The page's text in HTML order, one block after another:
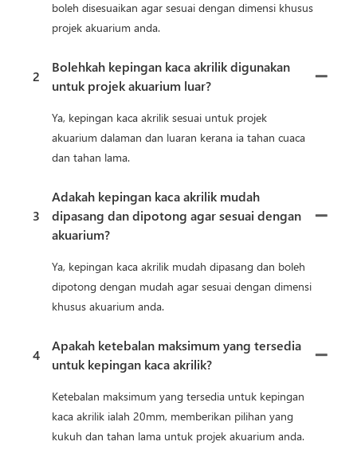
boleh disesuaikan agar sesuai dengan dimensi khusus
projek akuarium anda.
2
Bolehkah kepingan kaca akrilik digunakan
untuk projek akuarium luar?
Ya, kepingan kaca akrilik sesuai untuk projek
akuarium dalaman dan luaran kerana ia tahan cuaca
dan tahan lama.
3
Adakah kepingan kaca akrilik mudah
dipasang dan dipotong agar sesuai dengan
akuarium?
Ya, kepingan kaca akrilik mudah dipasang dan boleh
dipotong dengan mudah agar sesuai dengan dimensi
khusus akuarium anda.
4
Apakah ketebalan maksimum yang tersedia
untuk kepingan kaca akrilik?
Ketebalan maksimum yang tersedia untuk kepingan
kaca akrilik ialah 20mm, memberikan pilihan yang
kukuh dan tahan lama untuk projek akuarium anda.